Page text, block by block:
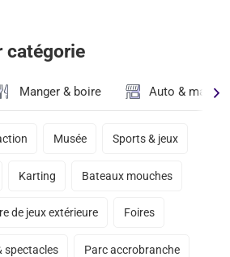
catégorie
Manger & boire Auto &
Musée Sports & jeux
Karting Bateaux mouches
de jeux extérieure Foires
spectacles Parc accrobranche